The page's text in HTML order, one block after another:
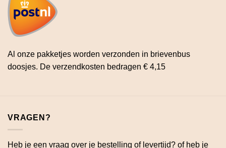
Al onze pakketjes worden verzonden in brievenbus
doosjes. De verzendkosten bedragen € 4,15
VRAGEN?
Heb je een vraag over je bestelling of levertijd? of heb je